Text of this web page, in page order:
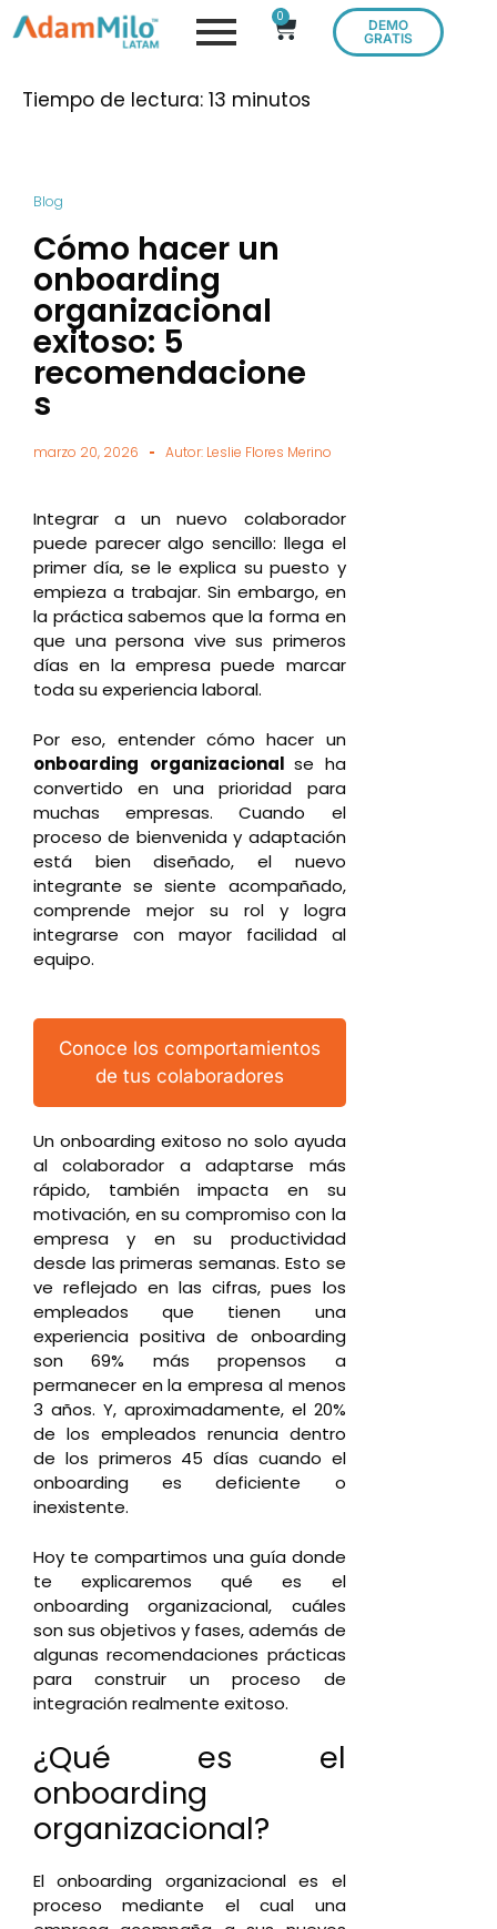
0
DEMO
GRATIS
Tiempo de lectura: 13 minutos
Blog
Cómo hacer un
onboarding
organizacional
exitoso: 5
recomendacione
s
marzo 20, 2026 Autor: Leslie Flores Merino
Integrar a un nuevo colaborador
puede parecer algo sencillo: llega el
primer día, se le explica su puesto y
empieza a trabajar. Sin embargo, en
la práctica sabemos que la forma en
que una persona vive sus primeros
días en la empresa puede marcar
toda su experiencia laboral.
Por eso, entender cómo hacer un
onboarding organizacionalse ha
convertido en una prioridad para
muchas empresas. Cuando el
proceso de bienvenida y adaptación
está bien diseñado, el nuevo
integrante se siente acompañado,
comprende mejor su rol y logra
integrarse con mayor facilidad al
equipo.
Conoce los comportamientos
de tus colaboradores
Un onboarding exitoso no solo ayuda
al colaborador a adaptarse más
rápido, también impacta en su
motivación, en su compromiso con la
empresa y en su productividad
desde las primeras semanas. Esto se
ve reflejado en las cifras, pues los
empleados que tienen una
experiencia positiva de onboarding
son 69% más propensos a
permanecer en la empresa al menos
3 años. Y, aproximadamente, el 20%
de los empleados renuncia dentro
de los primeros 45 días cuando el
onboarding es deficiente o
inexistente.
Hoy te compartimos una guía donde
te explicaremos qué es el
onboarding organizacional, cuáles
son sus objetivos y fases, además de
algunas recomendaciones prácticas
para construir un proceso de
integración realmente exitoso.
¿Qué es el
onboarding
organizacional?
El onboarding organizacional es el
proceso mediante el cual una